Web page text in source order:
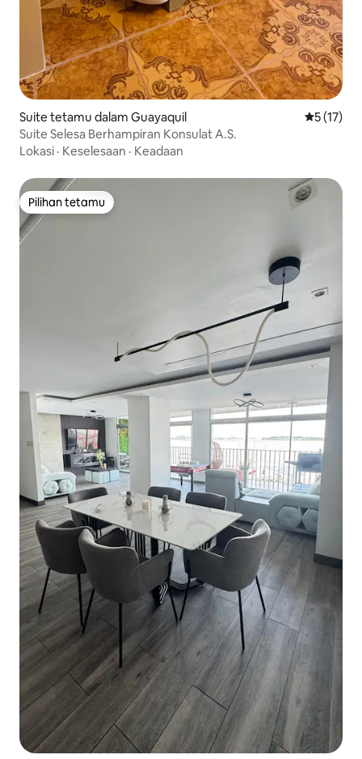
Suite tetamu dalam Guayaquil
5 (17)
Suite Selesa Berhampiran Konsulat A.S.
Lokasi · Keselesaan · Keadaan
Pilihan tetamu
Pilihan tetamu